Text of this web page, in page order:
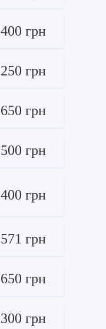
400 грн
250 грн
650 грн
500 грн
400 грн
571 грн
650 грн
300 грн